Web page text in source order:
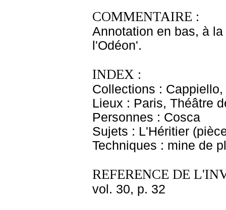
COMMENTAIRE :
Annotation en bas, à
l'Odéon'.
INDEX :
Collections :
Lieux : Paris, Théâtre
Personnes : Cosca
Sujets : L'Héritier
Techniques : mine de
REFERENCE DE
vol. 30, p. 32